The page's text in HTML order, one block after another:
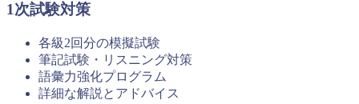
1次試験対策
各級2回分の模擬試験
筆記試験・リスニング対策
語彙力強化プログラム
詳細な解説とアドバイス